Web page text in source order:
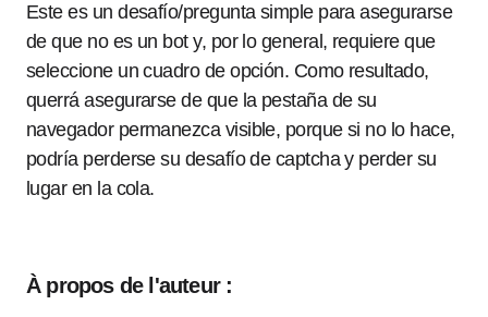
Este es un desafío/pregunta simple para asegurarse
de que no es un bot y, por lo general, requiere que
seleccione un cuadro de opción. Como resultado,
querrá asegurarse de que la pestaña de su
navegador permanezca visible, porque si no lo hace,
podría perderse su desafío de captcha y perder su
lugar en la cola.
À propos de l'auteur :